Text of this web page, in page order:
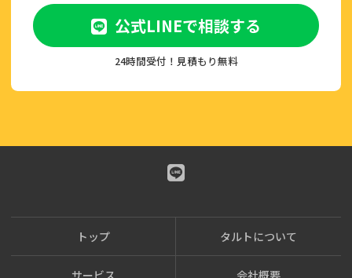
公式LINEで相談する
24時間受付！見積もり無料
トップ タルトについて
サービス 会社概要